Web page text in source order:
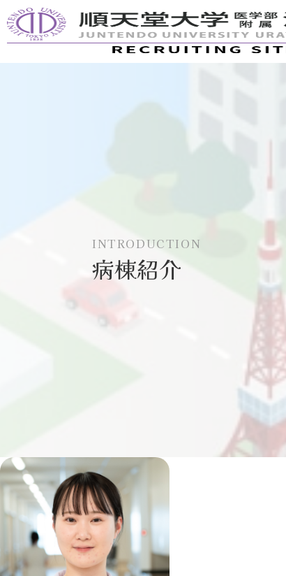
INTRODUCTION
病棟紹介